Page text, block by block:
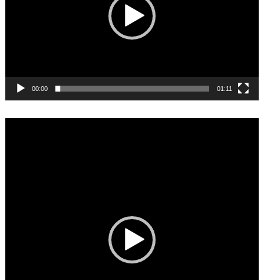
00:00 01:11